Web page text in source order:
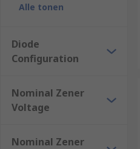
Alle tonen
Diode
Configuration
Nominal Zener
Voltage
Nominal Zener